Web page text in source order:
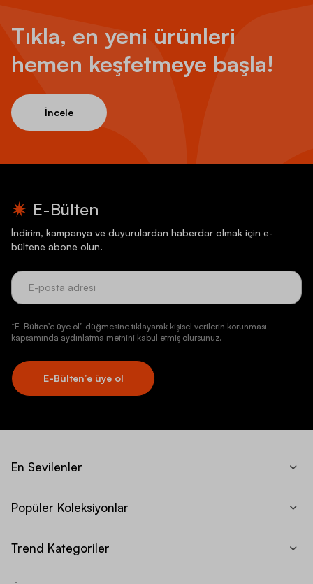
Tıkla, en yeni ürünleri
hemen keşfetmeye başla!
İncele
E-Bülten
İndirim, kampanya ve duyurulardan haberdar olmak için e-
bültene abone olun.
“E-Bülten’e üye ol” düğmesine tıklayarak kişisel verilerin korunması
kapsamında aydınlatma metnini kabul etmiş olursunuz.
E-Bülten’e üye ol
En Sevilenler
Popüler Koleksiyonlar
Trend Kategoriler